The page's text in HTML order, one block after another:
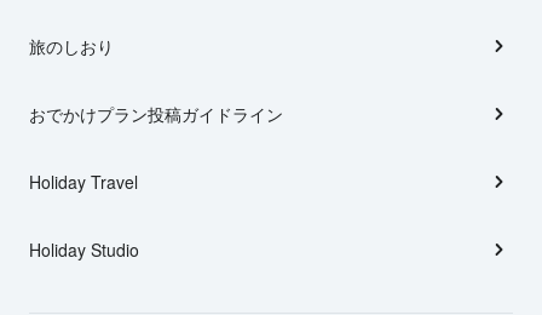
旅のしおり
おでかけプラン投稿ガイドライン
Holiday Travel
Holiday Studio